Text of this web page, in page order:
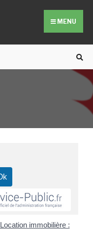
MENU
Location immobilière :